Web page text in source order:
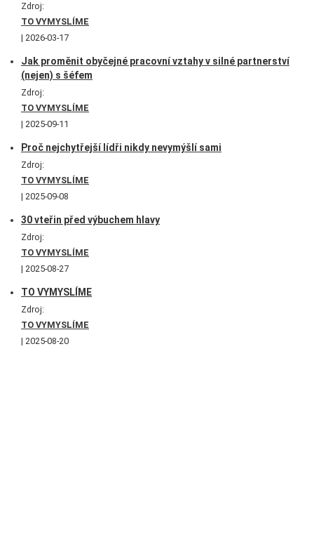
Zdroj:
TO VYMYSLÍME
2026-03-17
Jak proměnit obyčejné pracovní vztahy v silné partnerství
(nejen) s šéfem
Zdroj:
TO VYMYSLÍME
2025-09-11
Proč nejchytřejší lídři nikdy nevymýšlí sami
Zdroj:
TO VYMYSLÍME
2025-09-08
30 vteřin před výbuchem hlavy
Zdroj:
TO VYMYSLÍME
2025-08-27
TO VYMYSLÍME
Zdroj:
TO VYMYSLÍME
2025-08-20